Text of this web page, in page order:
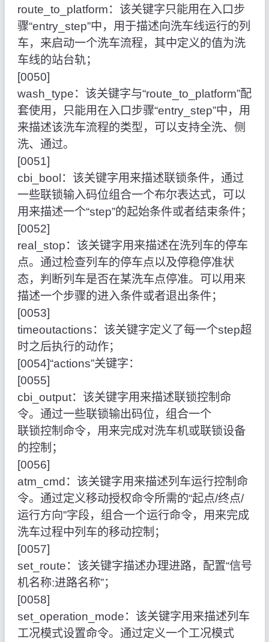
route_to_platform：该关键字只能用在入口步
骤“entry_step”中，用于描述向洗车线运行的列
车，来启动一个洗车流程，其中定义的值为洗
车线的站台轨；
[0050]
wash_type：该关键字与“route_to_platform”配
套使用，只能用在入口步骤“entry_step”中，用
来描述该洗车流程的类型，可以支持全洗、侧
洗、通过。
[0051]
cbi_bool：该关键字用来描述联锁条件，通过
一些联锁输入码位组合一个布尔表达式，可以
用来描述一个“step”的起始条件或者结束条件；
[0052]
real_stop：该关键字用来描述在洗列车的停车
点。通过检查列车的停车点以及停稳停准状
态，判断列车是否在某洗车点停准。可以用来
描述一个步骤的进入条件或者退出条件；
[0053]
timeoutactions：该关键字定义了每一个step超
时之后执行的动作；
[0054]“actions”关键字：
[0055]
cbi_output：该关键字用来描述联锁控制命
令。通过一些联锁输出码位，组合一个
联锁控制命令，用来完成对洗车机或联锁设备
的控制；
[0056]
atm_cmd：该关键字用来描述列车运行控制命
令。通过定义移动授权命令所需的“起点/终点/
运行方向”字段，组合一个运行命令，用来完成
洗车过程中列车的移动控制；
[0057]
set_route：该关键字描述办理进路，配置“信号
机名称:进路名称”；
[0058]
set_operation_mode：该关键字用来描述列车
工况模式设置命令。通过定义一个工况模式